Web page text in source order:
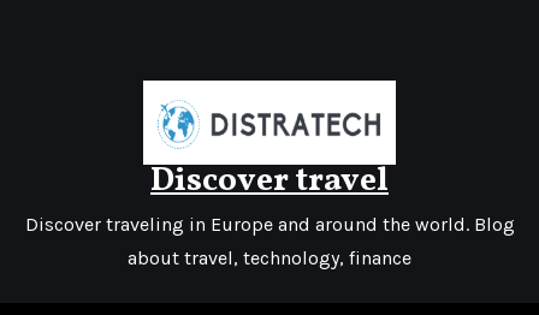
Discover travel
Discover traveling in Europe and around the world. Blog
about travel, technology, finance